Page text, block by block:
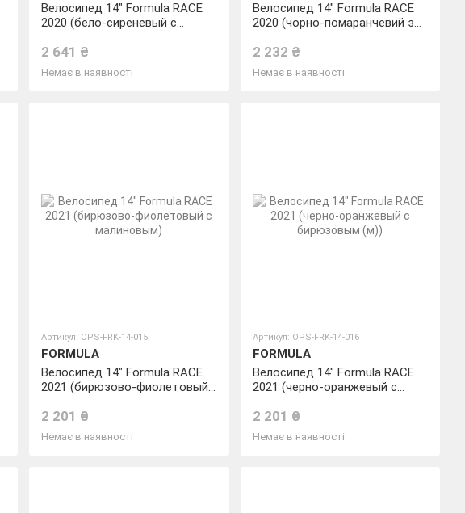
Велосипед 14" Formula RACE
2020 (бело-сиреневый с
2 641 ₴
Немає в наявності
Велосипед 14" Formula RACE
2020 (чорно-помаранчевий з
2 232 ₴
Немає в наявності
Артикул: OPS-FRK-14-015
FORMULA
Велосипед 14" Formula RACE
2021 (бирюзово-фиолетовый
2 201 ₴
Немає в наявності
Артикул: OPS-FRK-14-016
FORMULA
Велосипед 14" Formula RACE
2021 (черно-оранжевый с
2 201 ₴
Немає в наявності